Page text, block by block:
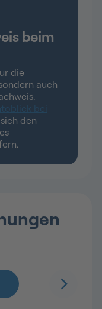
beim
die
auch
bei
den